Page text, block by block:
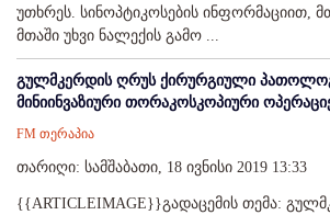
უთხრეს. სინოპტიკოსების ინფორმაციით,
მთაში უხვი ნალექის გამო ...
გულმკერდის ღრუს ქირურგიული
მინიინვაზიური თორაკოსკოპიური
FM თერაპია
თარიღი: სამშაბათი, 18 ივნისი 2019 13:33
{{ARTICLEIMAGE}}გადაცემის თემა: